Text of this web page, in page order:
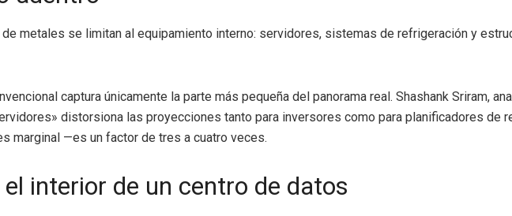
metales se limitan al equipamiento interno: servidores, sistemas de refrigeración y
captura únicamente la parte más pequeña del panorama real. Shashank Sriram,
distorsiona las proyecciones tanto para inversores como para planificadores de
marginal —es un factor de tres a cuatro veces.
interior de un centro de datos